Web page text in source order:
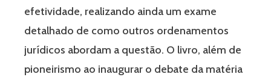
efetividade, realizando ainda um exame
detalhado de como outros ordenamentos
jurídicos abordam a questão. O livro, além de
pioneirismo ao inaugurar o debate da matéria